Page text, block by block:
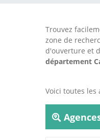
Trouvez
zone de
d'ouverture et
département
Voici toutes les